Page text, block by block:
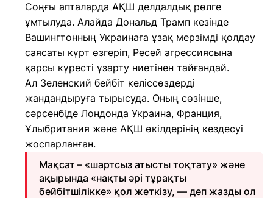
Соңғы апталарда АҚШ делдалдық рөлге
ұмтылуда. Алайда Дональд Трамп кезінде
Вашингтонның Украинаға ұзақ мерзімді қолдау
саясаты күрт өзгеріп, Ресей агрессиясына
қарсы күресті ұзарту ниетінен тайғандай.
Ал Зеленский бейбіт келіссөздерді
жандандыруға тырысуда. Оның сөзінше,
сәрсенбіде Лондонда Украина, Франция,
Ұлыбритания және АҚШ өкілдерінің кездесуі
жоспарланған.
Мақсат – «шартсыз атысты тоқтату» және
ақырында «нақты әрі тұрақты
бейбітшілікке» қол жеткізу, — деп жазды ол